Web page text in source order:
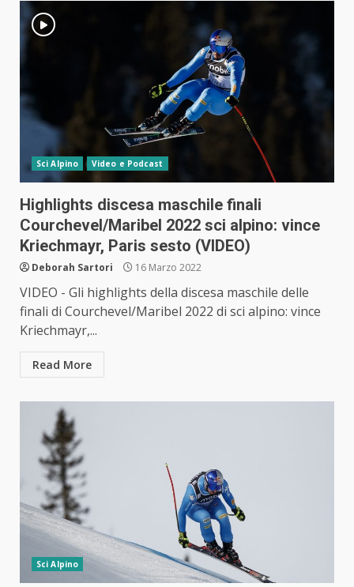
Sci Alpino Video e Podcast
Highlights discesa maschile finali
Courchevel/Maribel 2022 sci alpino: vince
Kriechmayr, Paris sesto (VIDEO)
Deborah Sartori 16 Marzo 2022
VIDEO - Gli highlights della discesa maschile delle
finali di Courchevel/Maribel 2022 di sci alpino: vince
Kriechmayr,...
Read More
Sci Alpino